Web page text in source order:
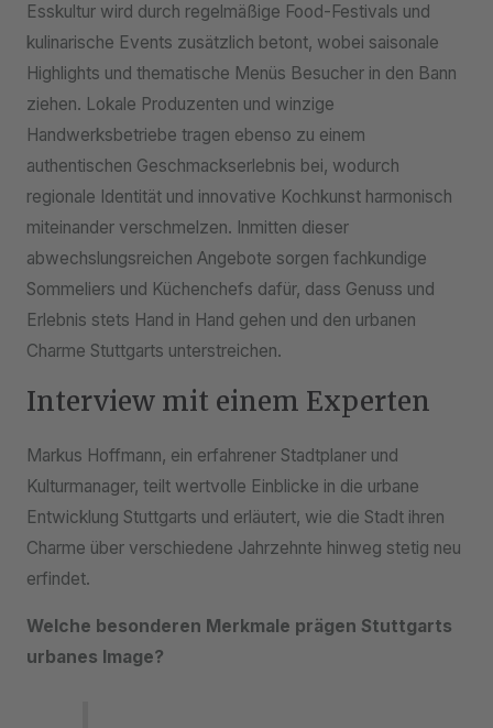
Esskultur wird durch regelmäßige Food-Festivals und
kulinarische Events zusätzlich betont, wobei saisonale
Highlights und thematische Menüs Besucher in den Bann
ziehen. Lokale Produzenten und winzige
Handwerksbetriebe tragen ebenso zu einem
authentischen Geschmackserlebnis bei, wodurch
regionale Identität und innovative Kochkunst harmonisch
miteinander verschmelzen. Inmitten dieser
abwechslungsreichen Angebote sorgen fachkundige
Sommeliers und Küchenchefs dafür, dass Genuss und
Erlebnis stets Hand in Hand gehen und den urbanen
Charme Stuttgarts unterstreichen.
Interview mit einem Experten
Markus Hoffmann, ein erfahrener Stadtplaner und
Kulturmanager, teilt wertvolle Einblicke in die urbane
Entwicklung Stuttgarts und erläutert, wie die Stadt ihren
Charme über verschiedene Jahrzehnte hinweg stetig neu
erfindet.
Welche besonderen Merkmale prägen Stuttgarts
urbanes Image?